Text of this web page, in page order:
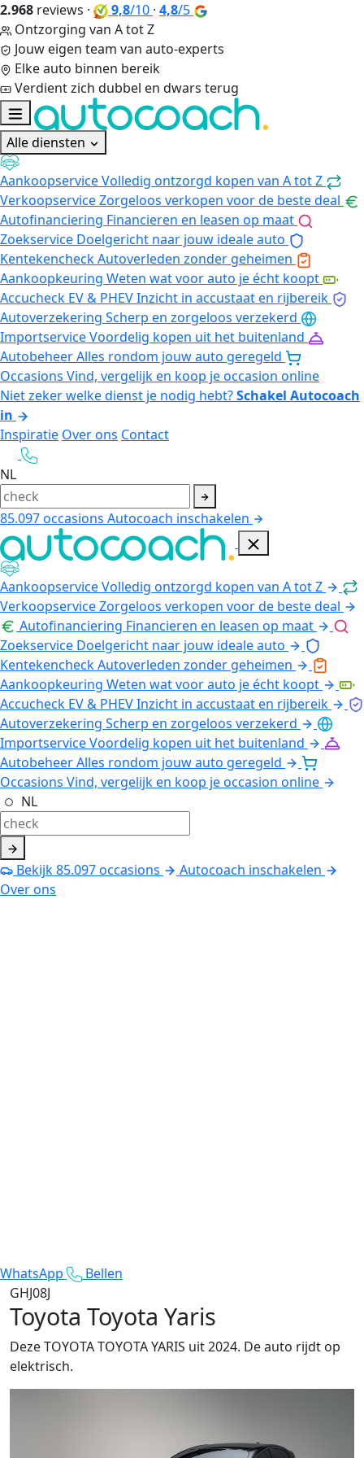
2.968 reviews · 9,8/10 · 4,8/5
Ontzorging van A tot Z
Jouw eigen team van auto-experts
Elke auto binnen bereik
Verdient zich dubbel en dwars terug
Alle diensten
AankoopserviceVolledig ontzorgd kopen van A tot Z
VerkoopserviceZorgeloos verkopen voor de beste deal
Autofinanciering Financieren en leasen op maat
Zoekservice Doelgericht naar jouw ideale auto
KentekencheckAutoverleden zonder geheimen
Aankoopkeuring Weten wat voor auto je écht koopt
Accucheck EV & PHEVInzicht in accustaat en rijbereik
Autoverzekering Scherp en zorgeloos verzekerd
ImportserviceVoordelig kopen uit het buitenland
AutobeheerAlles rondom jouw auto geregeld
Occasions Vind, vergelijk en koop je occasion online
Niet zeker welke dienst je nodig hebt?Schakel Autocoach
in
Inspiratie Over ons Contact
NL
85.097occasions Autocoach inschakelen
AankoopserviceVolledig ontzorgd kopen van A tot Z
VerkoopserviceZorgeloos verkopen voor de beste deal
Autofinanciering Financieren en leasen op maat
Zoekservice Doelgericht naar jouw ideale auto
KentekencheckAutoverleden zonder geheimen
Aankoopkeuring Weten wat voor auto je écht koopt
Accucheck EV & PHEVInzicht in accustaat en rijbereik
Autoverzekering Scherp en zorgeloos verzekerd
ImportserviceVoordelig kopen uit het buitenland
AutobeheerAlles rondom jouw auto geregeld
Occasions Vind, vergelijk en koop je occasion online
NL
Bekijk85.097occasions
Autocoach inschakelen
Over ons
WhatsApp
Bellen
GHJ08J
Toyota Toyota Yaris
Deze TOYOTA TOYOTA YARIS uit 2024. De auto rijdt op
elektrisch.